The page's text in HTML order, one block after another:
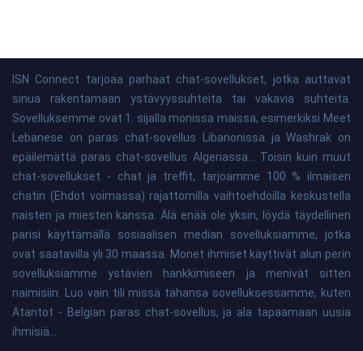
ISN Connect tarjoaa parhaat chat-sovellukset, jotka auttavat
sinua rakentamaan ystävyyssuhteita tai vakavia suhteita.
Sovelluksemme ovat 1. sijalla monissa maissa, esimerkiksi Meet
Lebanese on paras chat-sovellus Libanonissa ja Washrak on
epäilemättä paras chat-sovellus Algeriassa... Toisin kuin muut
chat-sovellukset - chat ja treffit, tarjoamme 100 % ilmaisen
chatin (Ehdot voimassa) rajattomilla vaihtoehdoilla keskustella
naisten ja miesten kanssa. Älä enää ole yksin, löydä täydellinen
parisi käyttämällä sosiaalisen median sovelluksiamme, jotka
ovat saatavilla yli 30 maassa. Monet ihmiset käyttivät alun perin
sovelluksiamme ystävien hankkimiseen ja menivät sitten
naimisiin. Luo vain tili missä tahansa sovelluksessamme, kuten
Atantot - Belgian paras chat-sovellus, ja ala tapaamaan uusia
ihmisiä...